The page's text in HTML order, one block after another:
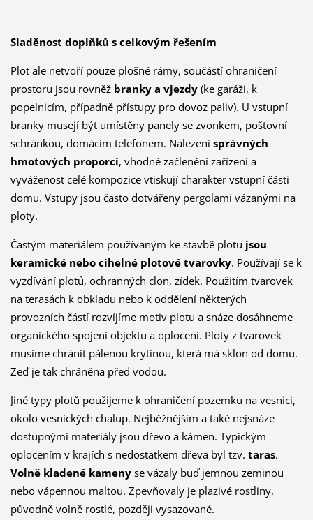
Sladěnost doplňků s celkovým řešením
Plot ale netvoří pouze plošné rámy, součástí ohraničení
prostoru jsou rovněž branky a vjezdy(ke garáži, k
popelnicím, případně přístupy pro dovoz paliv). U vstupní
branky musejí být umístěny panely se zvonkem, poštovní
schránkou, domácím telefonem. Nalezení správných
hmotových proporcí, vhodné začlenění zařízení a
vyváženost celé kompozice vtiskují charakter vstupní části
domu. Vstupy jsou často dotvářeny pergolami vázanými na
ploty.
Častým materiálem používaným ke stavbě plotu jsou
keramické nebo cihelné plotové tvarovky. Používají se k
vyzdívání plotů, ochranných clon, zídek. Použitím tvarovek
na terasách k obkladu nebo k oddělení některých
provozních částí rozvíjíme motiv plotu a snáze dosáhneme
organického spojení objektu a oplocení. Ploty z tvarovek
musíme chránit pálenou krytinou, která má sklon od domu.
Zeď je tak chráněna před vodou.
Jiné typy plotů použijeme k ohraničení pozemku na vesnici,
okolo vesnických chalup. Nejběžnějším a také nejsnáze
dostupnými materiály jsou dřevo a kámen. Typickým
oplocením v krajích s nedostatkem dřeva byl tzv. taras.
Volně kladené kamenyse vázaly buď jemnou zeminou
nebo vápennou maltou. Zpevňovaly je plazivé rostliny,
původně volně rostlé, později vysazované.